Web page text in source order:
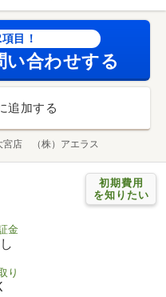
目！
い合わせする
追加する
宮店 （株）アエラス
初期費用
を知りたい
金
り